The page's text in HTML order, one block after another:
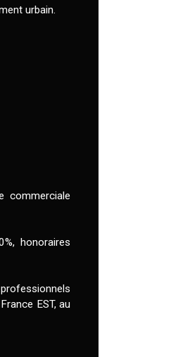
urbain.
commerciale
honoraires
EST, au